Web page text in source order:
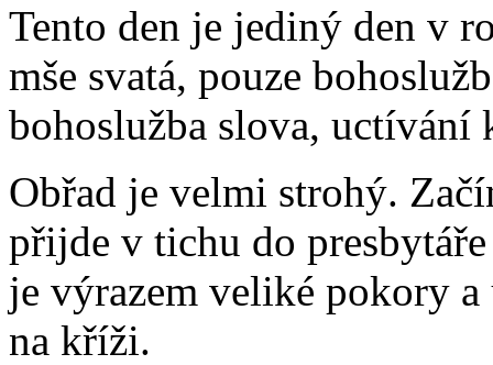
Tento den je jediný den v
mše svatá, pouze
bohoslužba slova, uctívání
Obřad je velmi strohý.
přijde v tichu do
je výrazem veliké pokory a
na kříži.